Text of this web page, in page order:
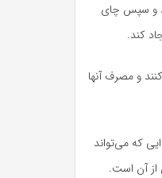
کرده و حداقل ۱۰ دقیقه صبر کنید و سپس چای
کند.
و مصرف آنها
که می‌تواند
از آن است.